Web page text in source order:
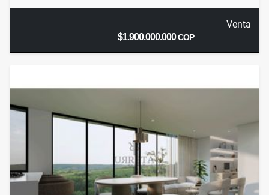
Venta
$1.900.000.000COP